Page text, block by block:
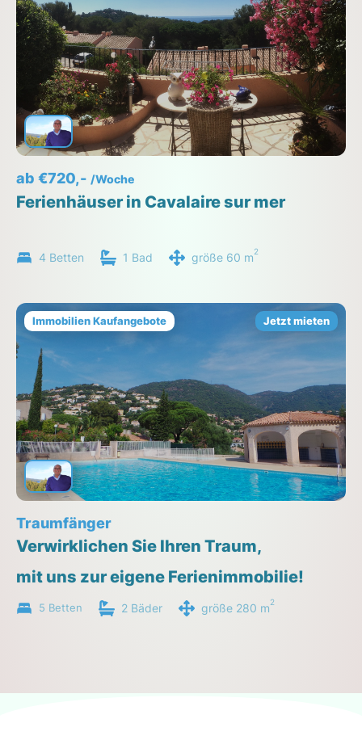
ab €720,- /Woche
Ferienhäuser in Cavalaire sur mer
4 Betten 1 Bad größe 60 m2
Immobilien Kaufangebote Jetzt mieten
Traumfänger
Verwirklichen Sie Ihren Traum,
mit uns zur eigene Ferienimmobilie!
5 Betten 2 Bäder größe 280 m2